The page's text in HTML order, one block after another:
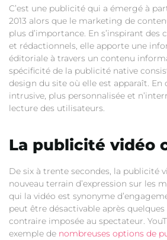
C’est une publicité qui a émergé à
2013 alors que le marketing de
plus d’importance. En s’inspirant des
et rédactionnels, elle apporte une
éditoriale à travers un contenu
spécificité de la publicité native
design du site où elle est apparaît. En
intrusive, plus personnalisée et
lecture des utilisateurs.
La publicité vidéo
De six à trente secondes, la publicité
nouveau terrain d’expression sur les
qui la vidéo est synonyme
peut être désactivable après quelques
contraire imposée au spectateur.
exemple de nombreuses options de